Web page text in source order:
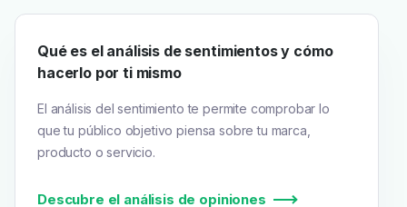
Qué es el análisis de sentimientos y cómo
hacerlo por ti mismo
El análisis del sentimiento te permite comprobar lo
que tu público objetivo piensa sobre tu marca,
producto o servicio.
Descubre el análisis de opiniones